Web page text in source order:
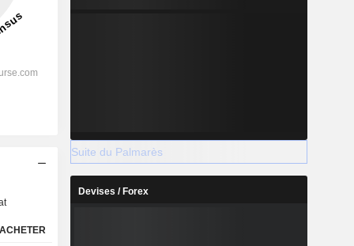
ACHETER
Suite du Palmarès
Devises / Forex